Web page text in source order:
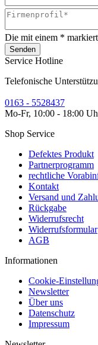
Die mit einem *
Senden
Service Hotline
Telefonische
0163 - 5528437
Mo-Fr, 10:00 - 18:00
Shop Service
Defektes Produkt
Partnerprogramm
rechtliche
Kontakt
Versand und
Rückgabe
Widerrufsrecht
Widerrufsformular
AGB
Informationen
Cookie-
Newsletter
Über uns
Datenschutz
Impressum